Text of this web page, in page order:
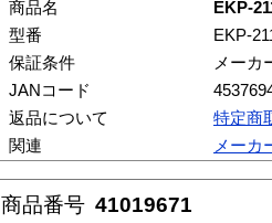
商品名
EKP-
型番
EKP-
保証条件
メーカ
JANコード
返品について
特定商
関連
メーカ
商品番号 41019671